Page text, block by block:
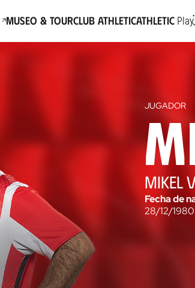
Museo & TourClub AthleticAthletic Play
JUGADOR
MIKEL
Fecha de
28/12/1980